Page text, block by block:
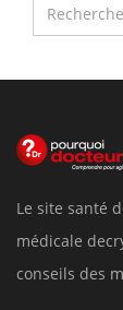
Le site santé
médicale
conseils des